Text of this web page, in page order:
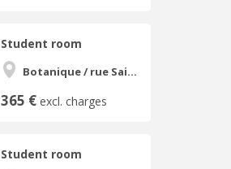
Student room
Botanique / rue Saint-Gilles / Jonfosse
365 € excl. charges
Student room